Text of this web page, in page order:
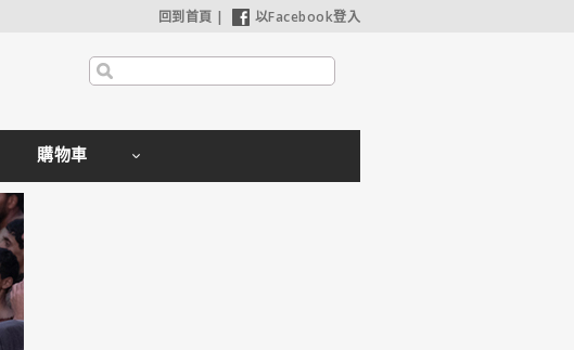
回到首頁 | 以Facebook登入
購物車